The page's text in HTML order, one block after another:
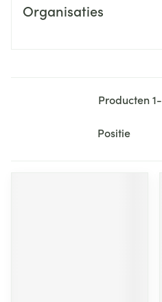
Organisaties
Producten1-
Sorteer op: